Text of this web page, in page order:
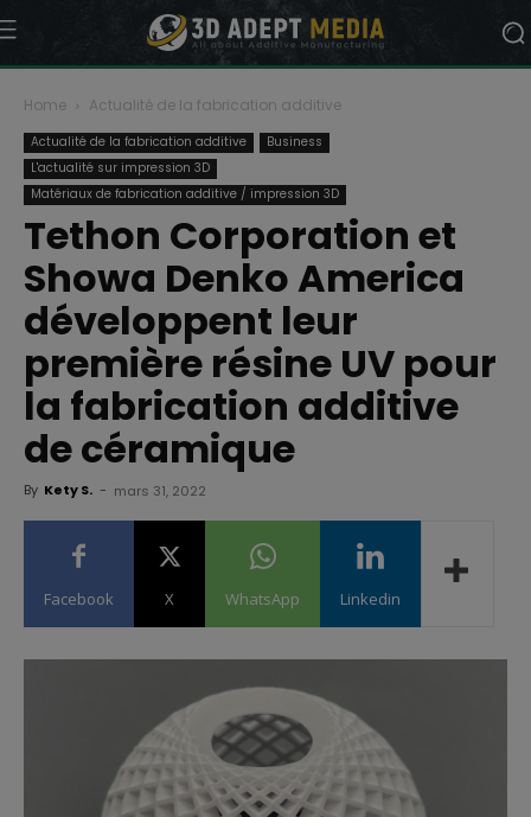
Home Actualité de la fabrication additive
Actualité de la fabrication additive
Business
L'actualité sur impression 3D
Matériaux de fabrication additive / impression 3D
Tethon Corporation et
Showa Denko America
développent leur
première résine UV pour
la fabrication additive
de céramique
By Kety S. - mars 31, 2022
Facebook X WhatsApp Linkedin